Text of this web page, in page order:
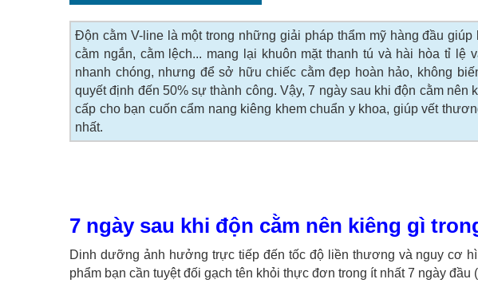
Độn cằm V-line là một trong những giải pháp thẩm mỹ hàng đầu
cằm ngắn, cằm lệch... mang lại khuôn mặt thanh tú và hài hòa tỉ lệ
nhanh chóng, nhưng để sở hữu chiếc cằm đẹp hoàn hảo, không
quyết định đến 50% sự thành công. Vậy, 7 ngày sau khi độn cằm nên
cấp cho bạn cuốn cẩm nang kiêng khem chuẩn y khoa, giúp vết
nhất.
7 ngày sau khi độn cằm nên kiêng gì
Dinh dưỡng ảnh hưởng trực tiếp đến tốc độ liền thương và nguy cơ
phẩm bạn cần tuyệt đối gạch tên khỏi thực đơn trong ít nhất 7 ngày